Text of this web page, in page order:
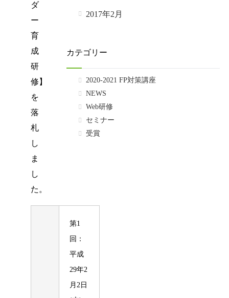
ダ
ー
育
成
研
修】
を
落
札
し
ま
し
た。
第1
回：
平成
29年2
月2日
2017年2月
カテゴリー
2020-2021 FP対策講座
NEWS
Web研修
セミナー
受賞